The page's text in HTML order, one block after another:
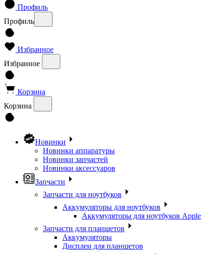
Профиль
Профиль
Избранное
Избранное
Корзина
Корзина
Новинки
Новинки аппаратуры
Новинки запчастей
Новинки аксессуаров
Запчасти
Запчасти для ноутбуков
Аккумуляторы для ноутбуков
Аккумуляторы для ноутбуков Apple
Запчасти для планшетов
Аккумуляторы
Дисплеи для планшетов